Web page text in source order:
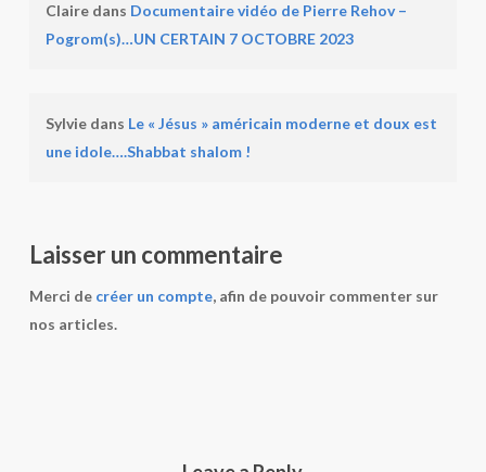
Clairedans Documentaire vidéo de Pierre Rehov –
Pogrom(s)…UN CERTAIN 7 OCTOBRE 2023
Sylviedans Le « Jésus » américain moderne et doux est
une idole….Shabbat shalom !
Laisser un commentaire
Merci de créer un compte, afin de pouvoir commenter sur
nos articles.